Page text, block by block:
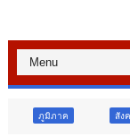
สังคม